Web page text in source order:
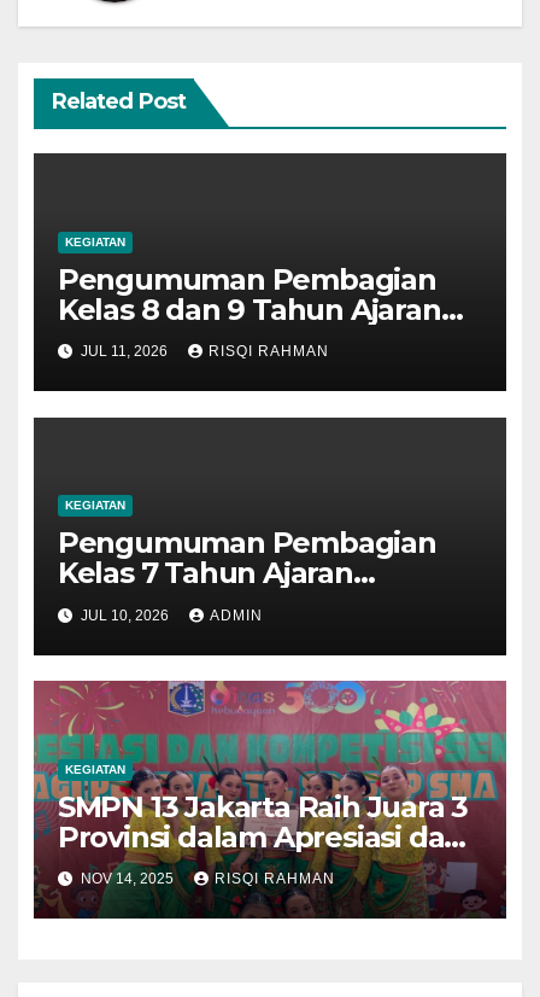
Related Post
KEGIATAN
Pengumuman Pembagian
Kelas 8 dan 9 Tahun Ajaran
2026-2027
JUL 11, 2026 RISQI RAHMAN
KEGIATAN
Pengumuman Pembagian
Kelas 7 Tahun Ajaran
2026/2027
JUL 10, 2026 ADMIN
KEGIATAN
SMPN 13 Jakarta Raih Juara 3
Provinsi dalam Apresiasi dan
Kompetisi Seni Pelajar SMP
NOV 14, 2025 RISQI RAHMAN